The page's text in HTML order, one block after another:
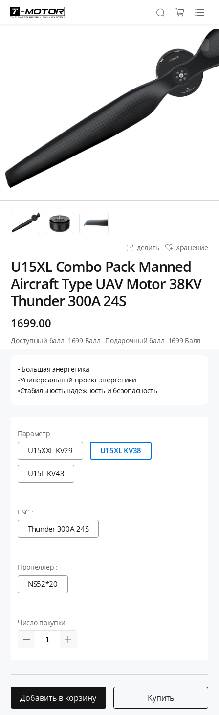
делить Хранение
U15XL Combo Pack Manned
Aircraft Type UAV Motor 38KV
Thunder 300A 24S
1699.00
Доступный балл: 1699 Балл Подарочный балл: 1699Балл
• Большая энергетика
•Универсальный проект энергетики
•Стабильность,надежность и безопасность
Параметр :
U15XXL KV29 U15XL KV38
U15L KV43
ESC :
Thunder 300A 24S
Пропеллер :
NS52*20
Число покупки :
Добавить в корзину Купить